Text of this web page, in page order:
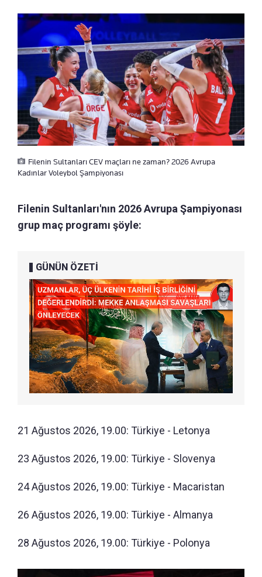
Filenin Sultanları CEV maçları ne zaman? 2026 Avrupa
Kadınlar Voleybol Şampiyonası
Filenin Sultanları'nın 2026 Avrupa Şampiyonası
grup maç programı şöyle:
GÜNÜN ÖZETİ
21 Ağustos 2026, 19.00: Türkiye - Letonya
23 Ağustos 2026, 19.00: Türkiye - Slovenya
24 Ağustos 2026, 19.00: Türkiye - Macaristan
26 Ağustos 2026, 19.00: Türkiye - Almanya
28 Ağustos 2026, 19.00: Türkiye - Polonya